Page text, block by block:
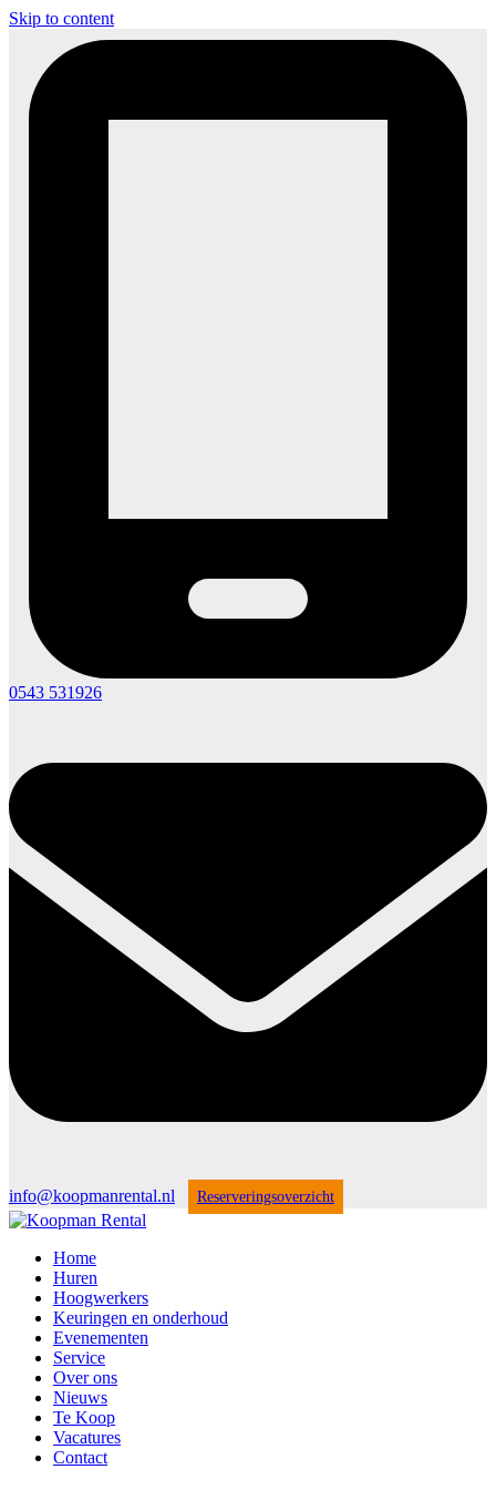
Skip to content
0543 531926
info@koopmanrental.nl Reserveringsoverzicht
Home
Huren
Hoogwerkers
Keuringen en onderhoud
Evenementen
Service
Over ons
Nieuws
Te Koop
Vacatures
Contact